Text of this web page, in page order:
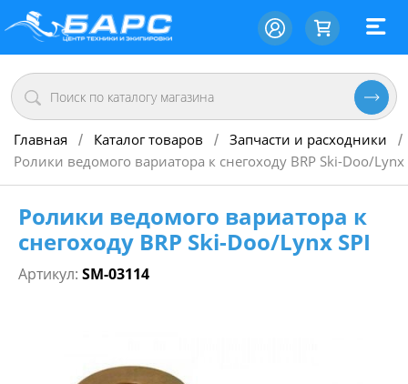
Главная / Каталог товаров / Запчасти и расходники
/
Ролики ведомого вариатора к снегоходу BRP Ski-Doo/Lynx
Ролики ведомого вариатора к
снегоходу BRP Ski-Doo/Lynx SPI
Артикул: SM-03114